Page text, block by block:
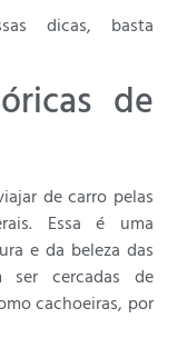
dicas, basta
de
de carro pelas
Essa é uma
e da beleza das
ser cercadas de
cachoeiras, por